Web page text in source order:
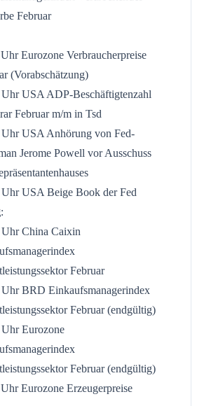
Februar
Eurozone Verbraucherpreise
(Vorabschätzung)
Uhr USA ADP-Beschäftigtenzahl
Februar m/m in Tsd
Uhr USA Anhörung von Fed-
Jerome Powell vor Ausschuss
Uhr USA Beige Book der Fed
:
China Caixin
Februar
BRD Einkaufsmanagerindex
Februar (endgültig)
Eurozone
Februar (endgültig)
Eurozone Erzeugerpreise